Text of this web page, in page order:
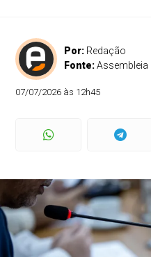
Por: Redação
Fonte:Assembleia
07/07/2026 às 12h45